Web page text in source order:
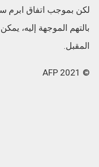
لكن بموجب اتفاق ابرم
بالتهم الموجهة إليه،
المقبل.
© 2021 AFP